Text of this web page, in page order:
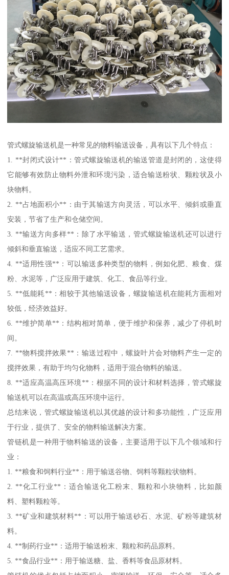
管式螺旋输送机是一种常见的物料输送设备，具有以下几个特点：
1. **封闭式设计**：管式螺旋输送机的输送管道是封闭的，这使得
它能够有效防止物料外泄和环境污染，适合输送粉状、颗粒状及小
块物料。
2. **占地面积小**：由于其输送方向灵活，可以水平、倾斜或垂直
安装，节省了生产和仓储空间。
3. **输送方向多样**：除了水平输送，管式螺旋输送机还可以进行
倾斜和垂直输送，适应不同工艺需求。
4. **适用性强**：可以输送多种类型的物料，例如化肥、粮食、煤
粉、水泥等，广泛应用于建筑、化工、食品等行业。
5. **低能耗**：相较于其他输送设备，螺旋输送机在能耗方面相对
较低，经济效益好。
6. **维护简单**：结构相对简单，便于维护和保养，减少了停机时
间。
7. **物料搅拌效果**：输送过程中，螺旋叶片会对物料产生一定的
搅拌效果，有助于均匀化物料，适用于混合物料的输送。
8. **适应高温高压环境**：根据不同的设计和材料选择，管式螺旋
输送机可以在高温或高压环境中运行。
总结来说，管式螺旋输送机以其优越的设计和多功能性，广泛应用
于行业，提供了、安全的物料输送解决方案。
管链机是一种用于物料输送的设备，主要适用于以下几个领域和行
业：
1. **粮食和饲料行业**：用于输送谷物、饲料等颗粒状物料。
2. **化工行业**：适合输送化工粉末、颗粒和小块物料，比如颜
料、塑料颗粒等。
3. **矿业和建筑材料**：可以用于输送砂石、水泥、矿粉等建筑材
料。
4. **制药行业**：适用于输送粉末、颗粒和药品原料。
5. **食品行业**：用于输送糖、盐、香料等食品原材料。